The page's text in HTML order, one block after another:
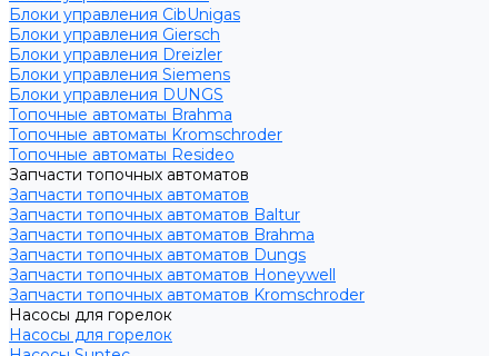
Блоки управления CibUnigas
Блоки управления Giersch
Блоки управления Dreizler
Блоки управления Siemens
Блоки управления DUNGS
Топочные автоматы Brahma
Топочные автоматы Kromschroder
Топочные автоматы Resideo
Запчасти топочных автоматов
Запчасти топочных автоматов
Запчасти топочных автоматов Baltur
Запчасти топочных автоматов Brahma
Запчасти топочных автоматов Dungs
Запчасти топочных автоматов Honeywell
Запчасти топочных автоматов Kromschroder
Насосы для горелок
Насосы для горелок